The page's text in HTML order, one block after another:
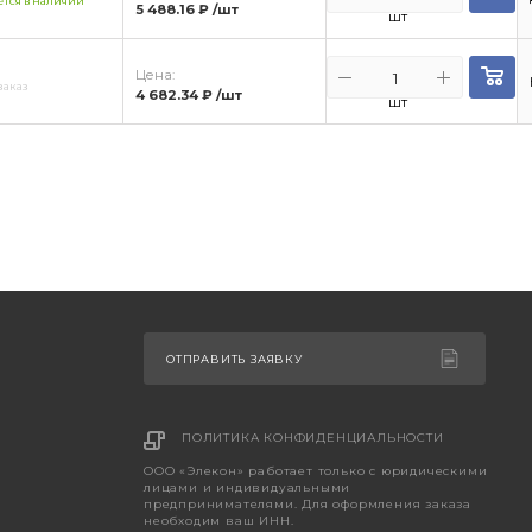
5 488.16 ₽ /шт шт
Цена:
4 682.34 ₽ /шт шт
ОТПРАВИТЬ ЗАЯВКУ
ПОЛИТИКА КОНФИДЕНЦИАЛЬНОСТИ
ООО «Элекон» работает только с юридическими
лицами и индивидуальными
предпринимателями. Для оформления заказа
необходим ваш ИНН.